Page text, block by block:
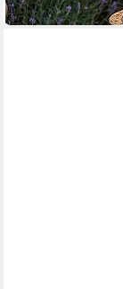
in 2-3 Werktagen bei